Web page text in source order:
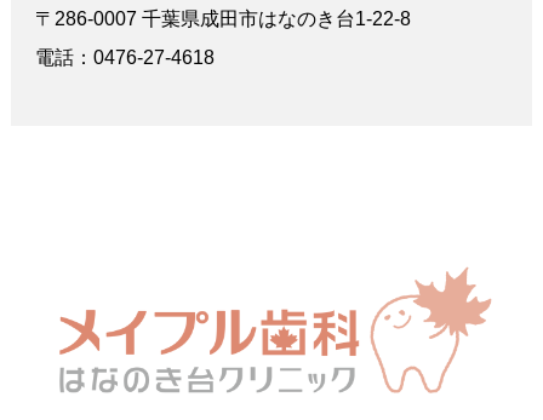
〒286-0007 千葉県成田市はなのき台1-22-8
電話：0476-27-4618